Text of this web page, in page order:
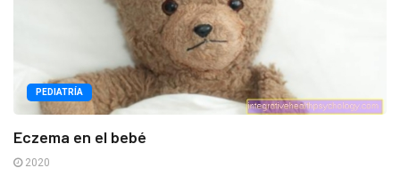
PEDIATRÍA
Eczema en el bebé
2020